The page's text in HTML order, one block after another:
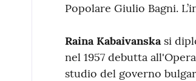
Popolare Giulio Bagni.
Raina Kabaivanskasi
nel 1957 debutta
studio del governo